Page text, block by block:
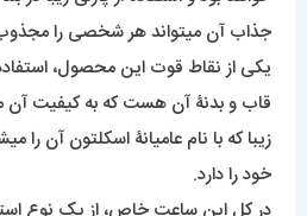
طراحی این ساعت همانطور که مشاهده
خواهد بود و استفاده از پازلی زیبا در
جذاب آن میتواند هر شخصی را مجذوب
یکی از نقاط قوت این محصول،
قاب و بدنۀ آن هست که به کیفیت آن
زیبا که با نام عامیانۀ اسکلتون آن